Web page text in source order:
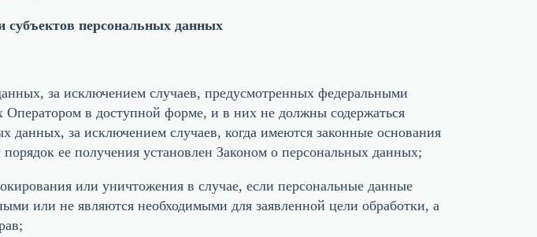
субъектов персональных данных
за исключением случаев, предусмотренных федеральными
Оператором в доступной форме, и в них не должны содержаться
данных, за исключением случаев, когда имеются законные основания
ее получения установлен Законом о персональных данных;
или уничтожения в случае, если персональные данные
или не являются необходимыми для заявленной цели обработки, а